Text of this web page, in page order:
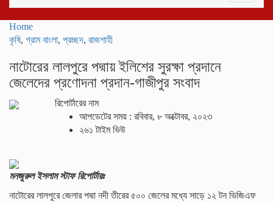
Home
কৃষি, গ্রাম বাংলা, প্রচ্ছদ, রাজশাহী
নাটোরের লালপুরে পদ্মায় ইলিশের সুরক্ষা প্রদানে
জেলেদের প্রণোদনা প্রদান-গাজীপুর সংবাদ
রিপোর্টারের নাম
আপডেটের সময় : রবিবার, ৮ অক্টোবর, ২০২৩
২৬১ টাইম ভিউ
মনজুরুল ইসলাম স্টাফ রিপোর্টারঃ
নাটোরের লালপুরে জেলার পদ্মা নদী তীরের ৫০০ জেলের মধ্যে সাড়ে ১২ টন ভিজিএফ